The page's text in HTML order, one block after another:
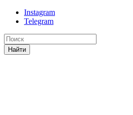
Instagram
Telegram
Найти